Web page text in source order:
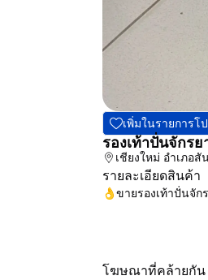
เพิ่มในรายการโ
รองเท้าปั่นจักรย
เชียงใหม่ อำเภอสั
รายละเอียดสินค้า
👌ขายรองเท้าปั่นจัก
โฆษณาที่คล้ายกัน